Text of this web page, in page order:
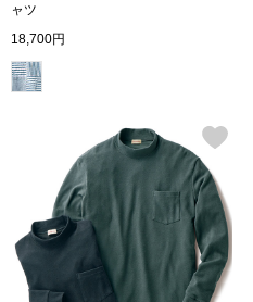
ャツ
18,700円